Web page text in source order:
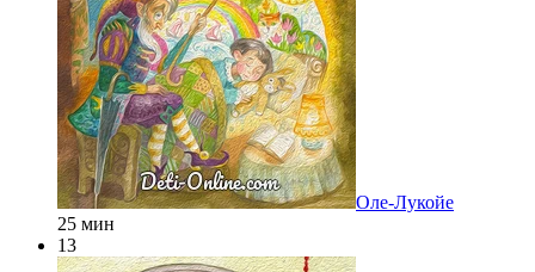
Оле-Лукойе
25 мин
13